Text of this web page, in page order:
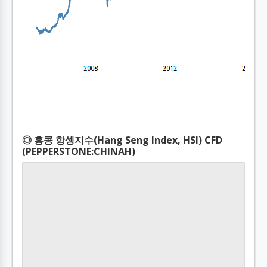
◎ 홍콩 항셍지수(Hang Seng Index, HSI) CFD
(PEPPERSTONE:CHINAH)